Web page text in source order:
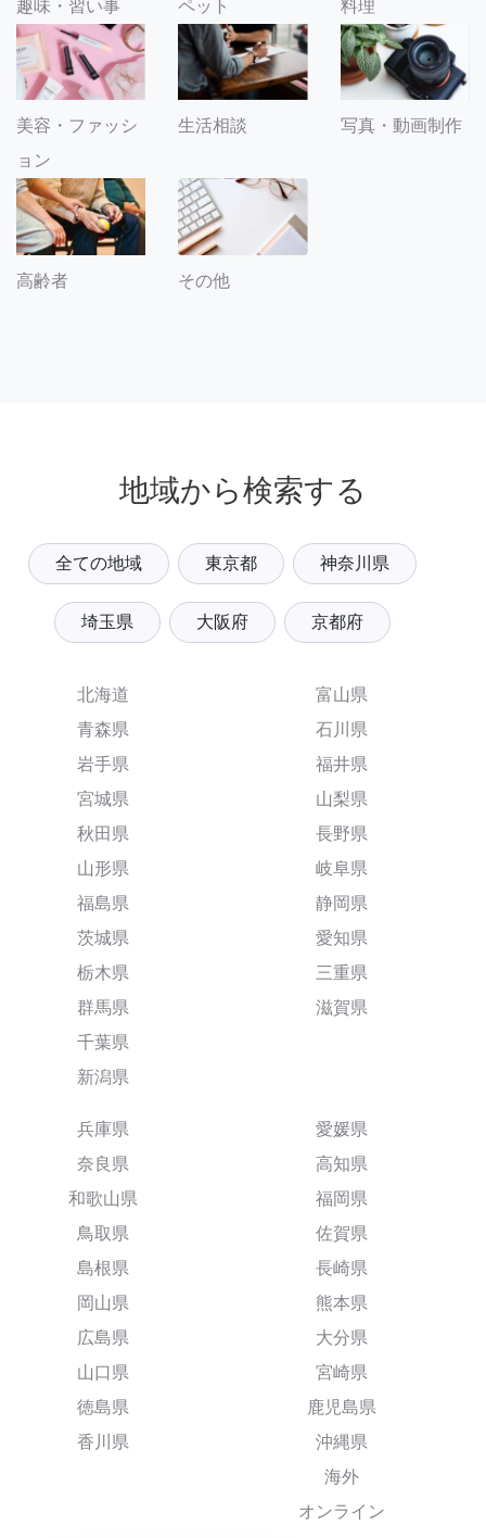
趣味・習い事 ペット 料理
美容・ファッシ
ョン
生活相談 写真・動画制作
高齢者 その他
地域から検索する
全ての地域 東京都 神奈川県
埼玉県 大阪府 京都府
北海道
青森県
岩手県
宮城県
秋田県
山形県
福島県
茨城県
栃木県
群馬県
千葉県
新潟県
富山県
石川県
福井県
山梨県
長野県
岐阜県
静岡県
愛知県
三重県
滋賀県
兵庫県
奈良県
和歌山県
鳥取県
島根県
岡山県
広島県
山口県
徳島県
香川県
愛媛県
高知県
福岡県
佐賀県
長崎県
熊本県
大分県
宮崎県
鹿児島県
沖縄県
海外
オンライン